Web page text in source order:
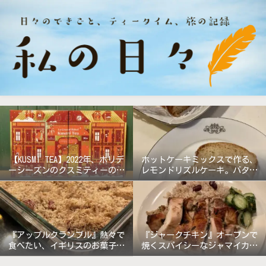
【KUSMI TEA】2022年、ホリデ
ーシーズンのクスミティーのア
ドベントカレンダー『グラン
ド・ホテル』
ホットケーキミックスで作る、
レモンドリズルケーキ。バター
無しで軽めの仕上がり!
『アップルクランブル』熱々で
食べたい、イギリスのお菓子。
《バターなしレシピ》
『ジャークチキン』オーブンで
焼くスパイシーなジャマイカ料
理!!